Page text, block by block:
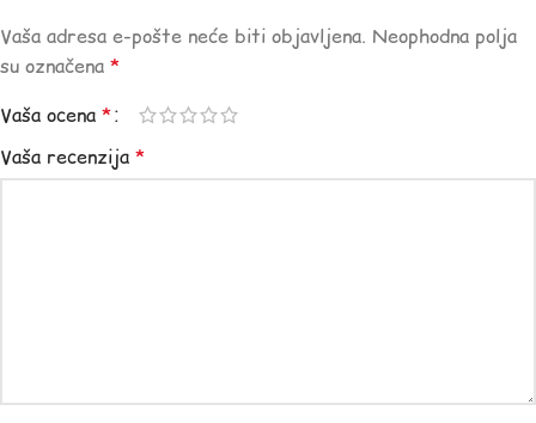
Vaša adresa e-pošte neće biti objavljena. Neophodna polja
su označena *
Vaša ocena *
Vaša recenzija *